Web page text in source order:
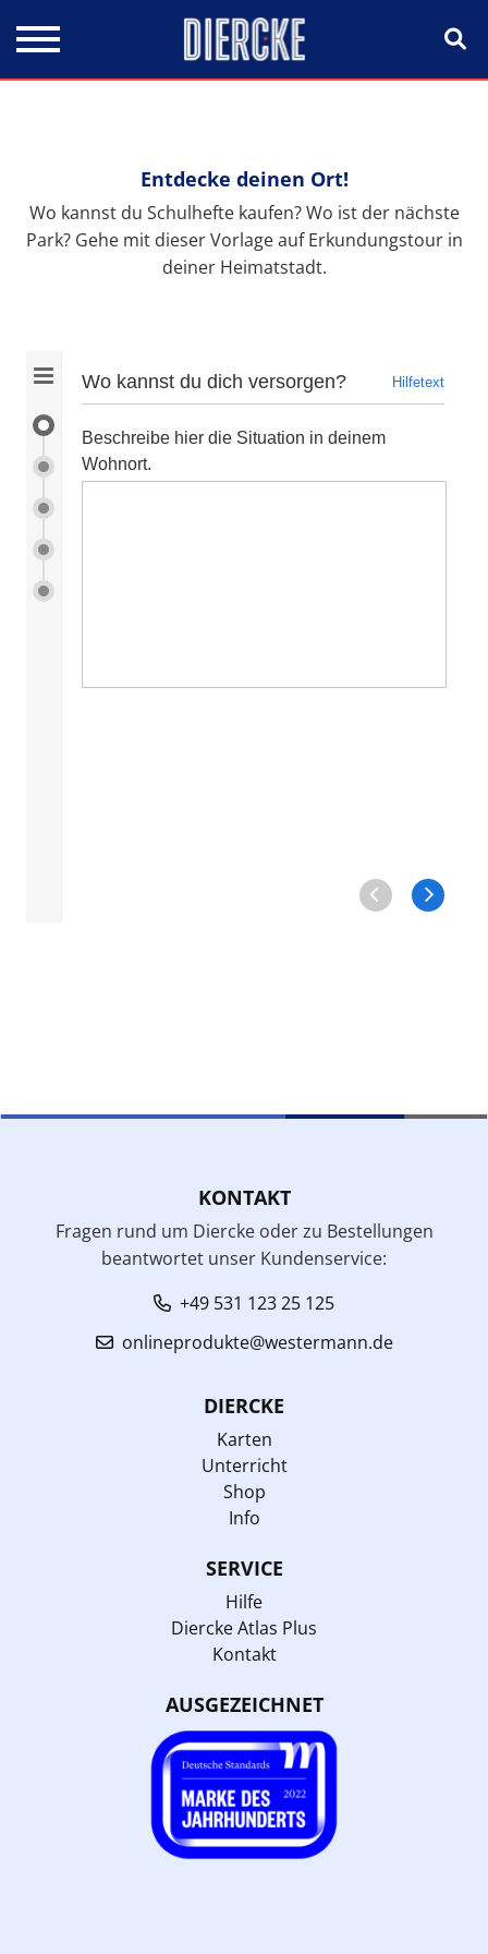
Entdecke deinen Ort!
Wo kannst du Schulhefte kaufen? Wo ist der nächste
Park? Gehe mit dieser Vorlage auf Erkundungstour in
deiner Heimatstadt.
KONTAKT
Fragen rund um Diercke oder zu Bestellungen
beantwortet unser Kundenservice:
+49 531 123 25 125
onlineprodukte@westermann.de
DIERCKE
Karten
Unterricht
Shop
Info
SERVICE
Hilfe
Diercke Atlas Plus
Kontakt
AUSGEZEICHNET